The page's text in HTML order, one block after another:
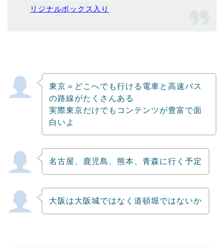
リジナルボックス入り
東京＝どこへでも行ける電車と高速バス
の路線がたくさんある
実際東京だけでもコンテンツが豊富で面
白いよ
名古屋、鹿児島、熊本、青森に行く予定
大阪は大阪城ではなく道頓堀ではないか